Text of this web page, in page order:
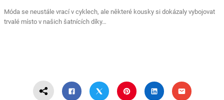
Móda se neustále vrací v cyklech, ale některé kousky si dokázaly vybojovat
trvalé místo v našich šatnících díky…